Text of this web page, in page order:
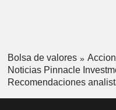
Bolsa de valores
Noticias Pinnacle
Recomendaciones